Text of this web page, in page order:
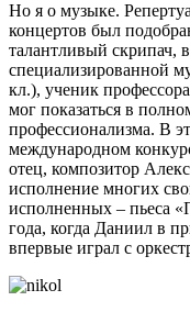
Но я о музыке.
концертов был
талантливый скрипач,
специализированной
кл.), ученик
мог показаться в
профессионализма. В
международном
отец, композитор
исполнение многих
исполненных – пьеса
года, когда Даниил в
впервые играл с